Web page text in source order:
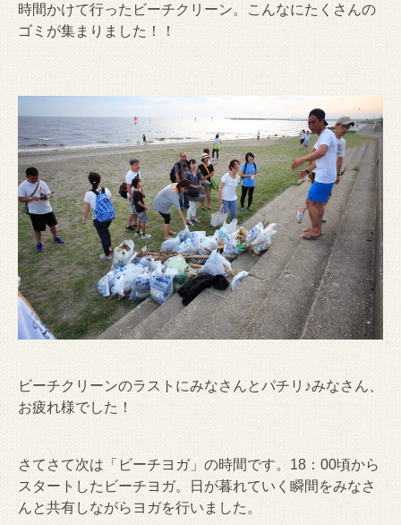
時間かけて行ったビーチクリーン。こんなにたくさんの
ゴミが集まりました！！
ビーチクリーンのラストにみなさんとパチリ♪みなさん、
お疲れ様でした！
さてさて次は「ビーチヨガ」の時間です。18：00頃から
スタートしたビーチヨガ。日が暮れていく瞬間をみなさ
んと共有しながらヨガを行いました。